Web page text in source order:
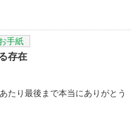
手紙
存在
たり最後まで本当にありがとう